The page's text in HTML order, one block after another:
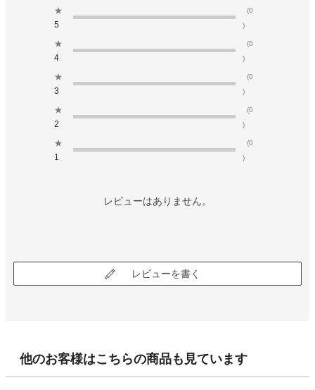
★
5
(0
)
★
4
(0
)
★
3
(0
)
★
2
(0
)
★
1
(0
)
レビューはありません。
レビューを書く
他のお客様はこちらの商品も見ています